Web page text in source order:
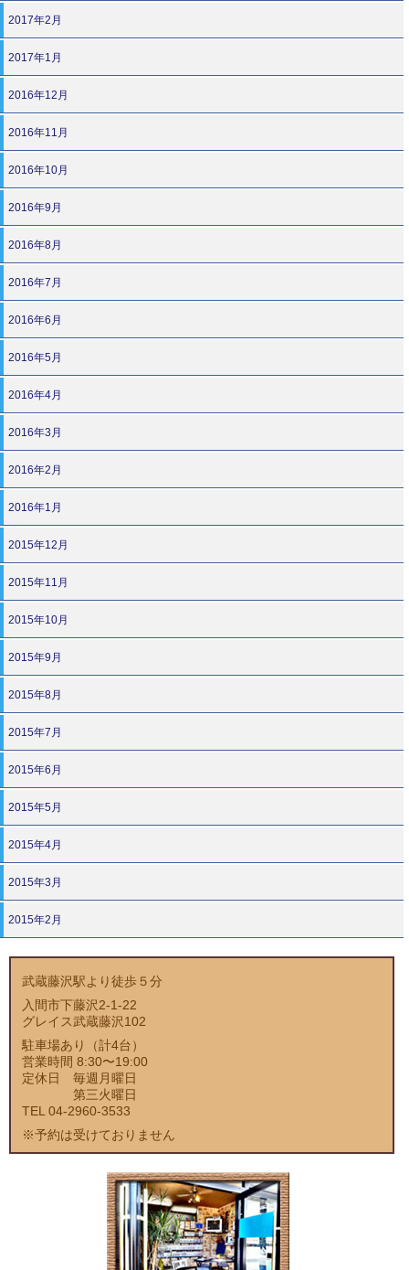
2017年2月
2017年1月
2016年12月
2016年11月
2016年10月
2016年9月
2016年8月
2016年7月
2016年6月
2016年5月
2016年4月
2016年3月
2016年2月
2016年1月
2015年12月
2015年11月
2015年10月
2015年9月
2015年8月
2015年7月
2015年6月
2015年5月
2015年4月
2015年3月
2015年2月
武蔵藤沢駅より徒歩５分
入間市下藤沢2-1-22
グレイス武蔵藤沢102
駐車場あり（計4台）
営業時間 8:30〜19:00
定休日 毎週月曜日
第三火曜日
TEL 04-2960-3533
※予約は受けておりません